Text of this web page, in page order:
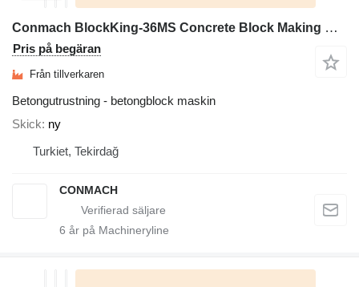
Conmach BlockKing-36MS Concrete Block Making Machine -12.000 units/shift
Pris på begäran
Från tillverkaren
Betongutrustning - betongblock maskin
Skick ny
Turkiet, Tekirdağ
CONMACH
6 år på Machineryline